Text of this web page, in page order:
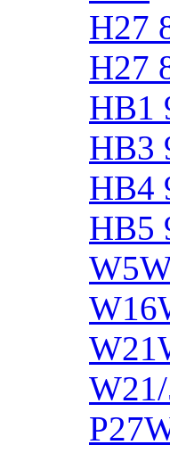
H27
H27
HB1
HB3
HB4
HB5